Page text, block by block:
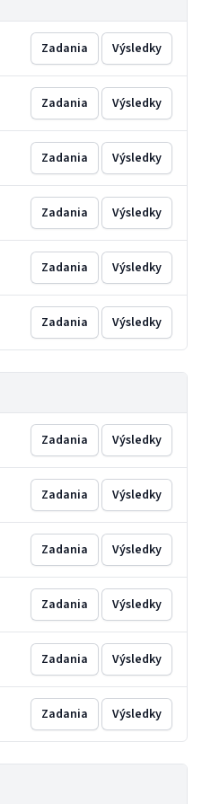
Zadania Výsledky
Zadania Výsledky
Zadania Výsledky
Zadania Výsledky
Zadania Výsledky
Zadania Výsledky
Zadania Výsledky
Zadania Výsledky
Zadania Výsledky
Zadania Výsledky
Zadania Výsledky
Zadania Výsledky